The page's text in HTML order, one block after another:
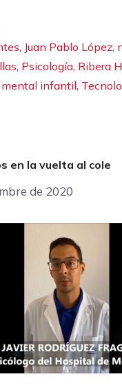
, Juan Pablo López,
, Psicología, Ribera
mental infantil,
en la vuelta al cole
de 2020